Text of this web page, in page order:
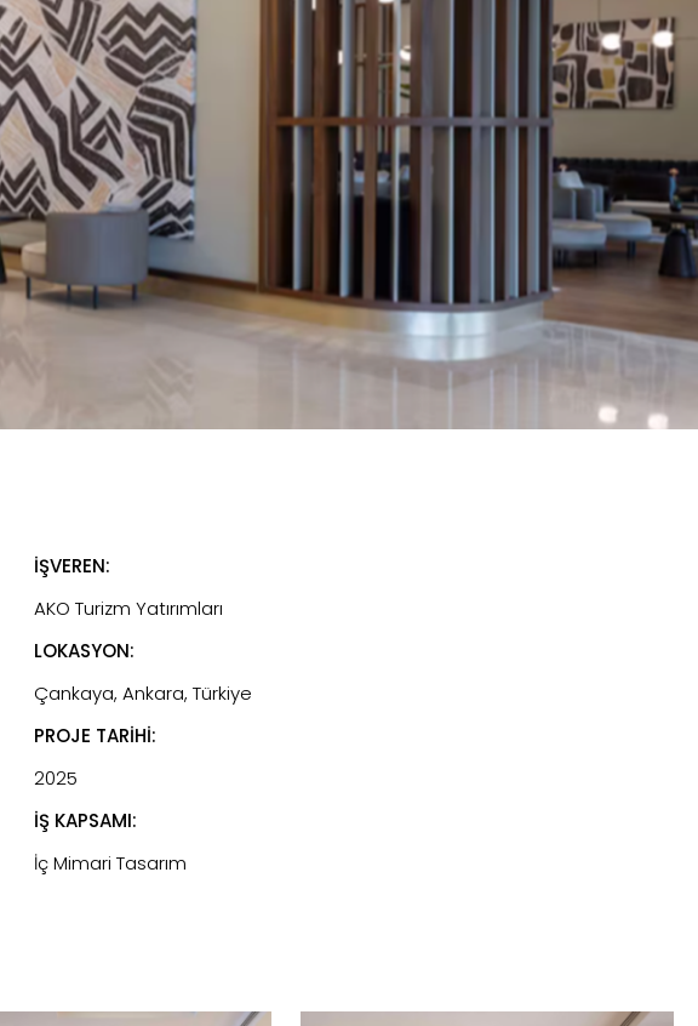
İŞVEREN:
AKO Turizm Yatırımları
LOKASYON:
Çankaya, Ankara, Türkiye
PROJE TARİHİ:
2025
İŞ KAPSAMI:
İç Mimari Tasarım